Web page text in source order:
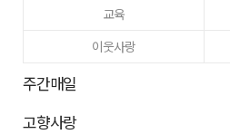
교육
이웃사랑
주간매일
고향사랑